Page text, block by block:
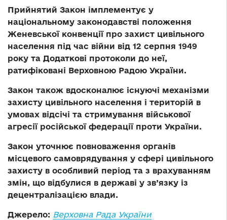
Прийнятий Закон імплементує у
національному законодавстві положення
Женевської конвенції про захист цивільного
населення під час війни від 12 серпня 1949
року та Додаткові протоколи до неї,
ратифіковані Верховною Радою України.
Закон також вдосконалює існуючі механізми
захисту цивільного населення і територій в
умовах відсічі та стримування військової
агресії російської федерації проти України.
Закон уточнює повноваження органів
місцевого самоврядування у сфері цивільного
захисту в особливий період та з врахуванням
змін, що відбулися в державі у зв’язку із
децентралізацією влади.
Джерело: Верховна Рада України